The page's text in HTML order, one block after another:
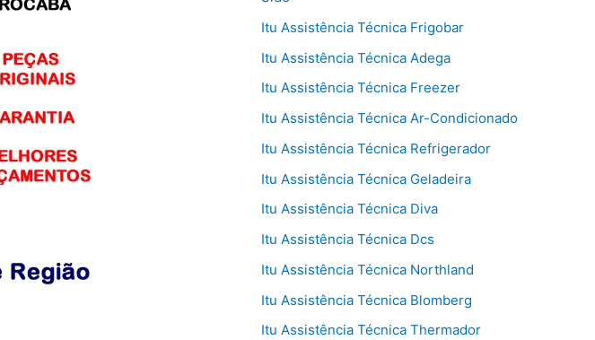
Itu Assistência Técnica Frigobar
Itu Assistência Técnica Adega
Itu Assistência Técnica Freezer
Itu Assistência Técnica Ar-Condicionado
Itu Assistência Técnica Refrigerador
Itu Assistência Técnica Geladeira
Itu Assistência Técnica Diva
Itu Assistência Técnica Dcs
Itu Assistência Técnica Northland
Itu Assistência Técnica Blomberg
Itu Assistência Técnica Thermador